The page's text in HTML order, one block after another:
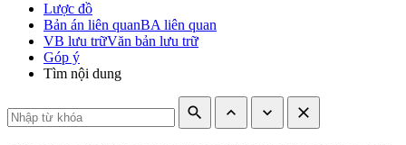
Lược đồ
Bản án liên quanBA liên quan
VB lưu trữVăn bản lưu trữ
Góp ý
Tìm nội dung
search expand_less expand_more close